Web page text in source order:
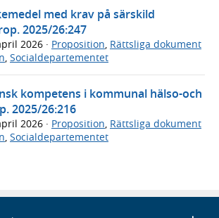
med krav på särskild
2025/26:247
2026 · Proposition Rättsliga dokument
Socialdepartementet
kompetens i kommunal hälso-och
2025/26:216
2026 · Proposition, Rättsliga dokument
, Socialdepartementet